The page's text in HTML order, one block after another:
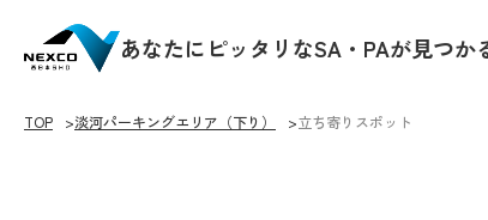
あなたにピッタリなSA・PAが見つか
TOP 淡河パーキングエリア（下り） 立ち寄りスポット